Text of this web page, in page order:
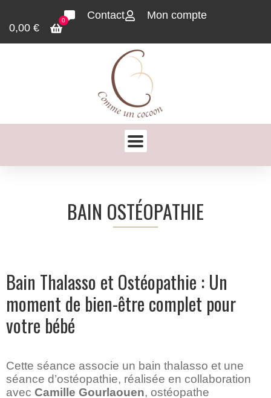
Contact
Mon compte
0,00 €
0
BAIN OSTÉOPATHIE
Bain Thalasso et Ostéopathie : Un
moment de bien-être complet pour
votre bébé
Cette séance associe un bain thalasso et une
séance d’ostéopathie, réalisée en collaboration
avec Camille Gourlaouen, ostéopathe